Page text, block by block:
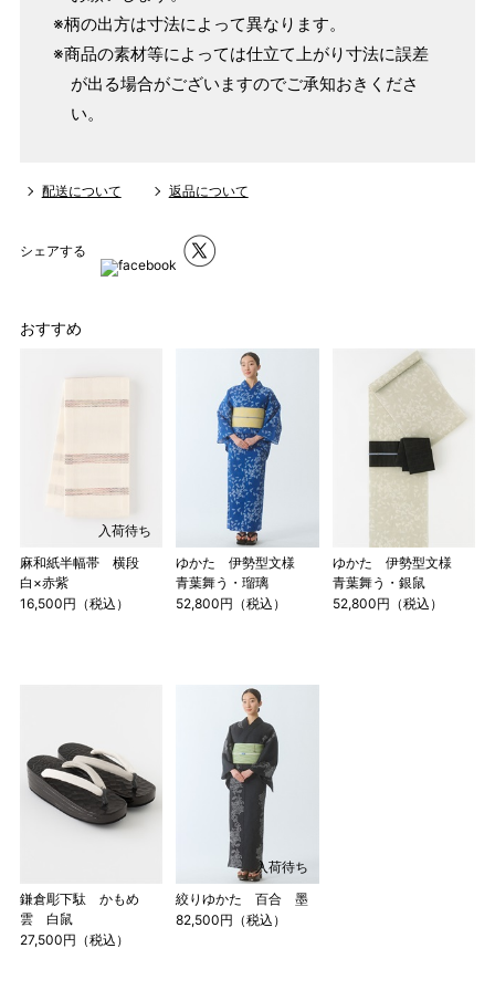
ヒップを目安にサイズをお選びいただく）
マイサイズでお仕立て（お客様の希望サイズでお仕立て）
店舗で採寸（お近くの店舗でスタッフが採寸）
サイズ ヒップ目安 身丈
153cm
4尺5分
M
159cm
4尺2寸
～98cm
LW ～105cm
～98cm
1 寸法は鯨尺（くじらじゃく）寸法です。もともと鯨のひげ
※柄の出方は寸法によって異なります。
※商品の素材等によっては仕立て上がり寸法に誤差
が出る場合がございますのでご承知おきくださ
い。
配送について 返品について
シェアする
おすすめ
入荷待ち
麻和紙半幅帯 横段
白×赤紫
16,500円（税込）
ゆかた 伊勢型文様
青葉舞う・瑠璃
52,800円（税込）
ゆかた 伊勢型文様
青葉舞う・銀鼠
52,800円（税込）
鎌倉彫下駄 かもめ
雲 白鼠
27,500円（税込）
入荷待ち
絞りゆかた 百合 墨
82,500円（税込）